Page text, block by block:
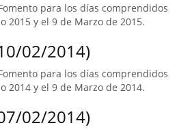
para los días comprendidos
2015 y el 9 de Marzo de 2015.
02/2014)
para los días comprendidos
2014 y el 9 de Marzo de 2014.
02/2014)